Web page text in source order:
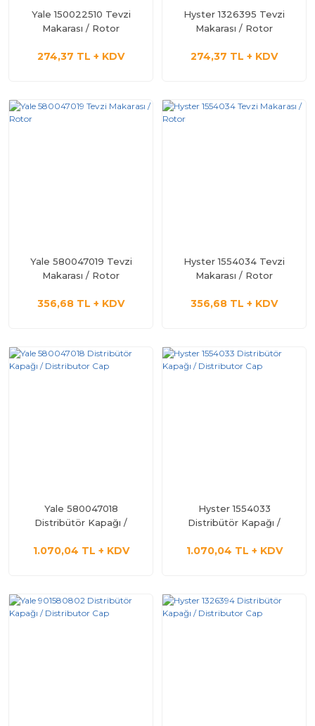
Yale 150022510 Tevzi
Makarası / Rotor
274,37 TL + KDV
Hyster 1326395 Tevzi
Makarası / Rotor
274,37 TL + KDV
Yale 580047019 Tevzi
Makarası / Rotor
356,68 TL + KDV
Hyster 1554034 Tevzi
Makarası / Rotor
356,68 TL + KDV
Yale 580047018
Distribütör Kapağı /
1.070,04 TL + KDV
Hyster 1554033
Distribütör Kapağı /
1.070,04 TL + KDV